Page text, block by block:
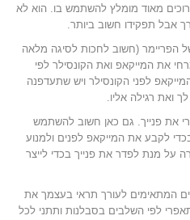
מאוד מומלץ להשתמש בו. הוא לא
אבל תפקידו חשוב ביותר.
הפריימר (חשוב לחכות לסיגה מלאה
את המייקאפ ואת הקונסילר לפי
לפני הקונסילר ויש שתעדפנה
ואת רגילה אליו.
את פנייך. גם כאן חשוב להשתמש
לקבע את המייקאפ לפנים ולמנוע
מנת לפדר את פנייך בכדי לייצר
המתאימים לעורך תראי בעצמך את
לפי השלבים בסבלנות ותתני לכל